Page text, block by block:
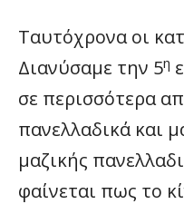
Ταυτόχρονα οι
Διανύσαμε την 5η
σε περισσότερα
πανελλαδικά και
μαζικής
φαίνεται πως το